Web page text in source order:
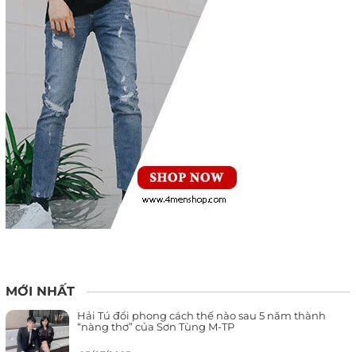
MỚI NHẤT
Hải Tú đổi phong cách thế nào sau 5 năm thành
“nàng thơ” của Sơn Tùng M-TP